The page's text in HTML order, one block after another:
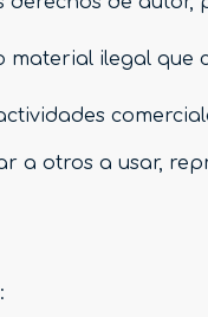
ilegal que
a otros a usar,